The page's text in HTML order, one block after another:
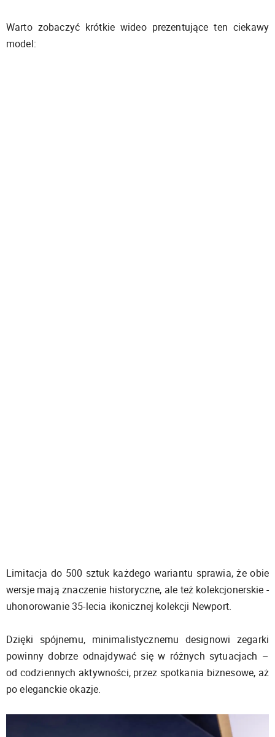
Warto zobaczyć krótkie wideo prezentujące ten ciekawy
model:
Limitacja do 500 sztuk każdego wariantu sprawia, że obie
wersje mają znaczenie historyczne, ale też kolekcjonerskie -
uhonorowanie 35-lecia ikonicznej kolekcji Newport.
Dzięki spójnemu, minimalistycznemu designowi zegarki
powinny dobrze odnajdywać się w różnych sytuacjach –
od codziennych aktywności, przez spotkania biznesowe, aż
po eleganckie okazje.